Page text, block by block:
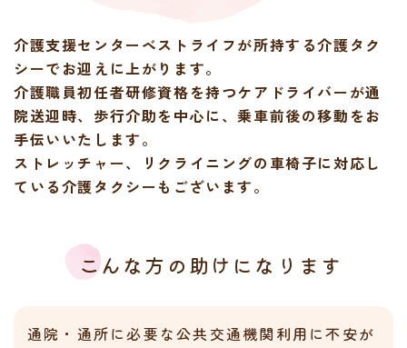
介護支援センターベストライフが所持する介護タク
シーでお迎えに上がります。
介護職員初任者研修資格を持つケアドライバーが通
院送迎時、歩行介助を中心に、乗車前後の移動をお
手伝いいたします。
ストレッチャー、リクライニングの車椅子に対応し
ている介護タクシーもございます。
こんな方の助けになります
通院・通所に必要な公共交通機関利用に不安が